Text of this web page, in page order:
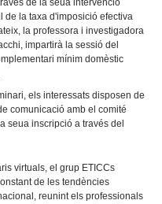
de la seua intervenció
de la taxa d'imposició efectiva
la professora i investigadora
impartirà la sessió del
mínim domèstic
els interessats disposen de
comunicació amb el comité
seua inscripció a través del
virtuals, el grup ETICCs
de les tendències
reunint els professionals